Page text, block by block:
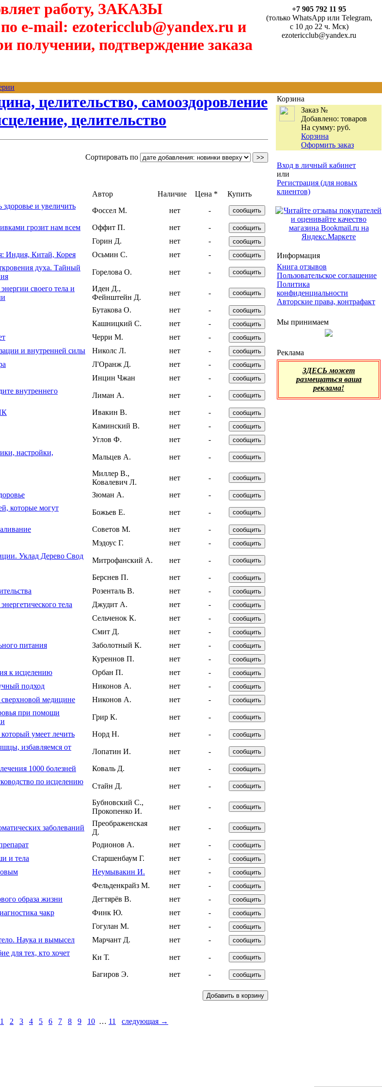
работу, ЗАКАЗЫ
mail: ezotericclub@yandex.ru и
получении, подтверждение заказа
+7 905 792 11 95
(только WhatsApp или Telegram,
с 10 до 22 ч. Мск)
ezotericclub@yandex.ru
целительство, самооздоровление
целительство
Сортировать по
Автор Наличие Цена *
Купить
здоровье и увеличить
Фоссел М. нет -
грозит нам всем Оффит П. нет
-
Горин Д. нет
-
Индия, Китай, Корея
Осьмин С. нет
-
духа. Тайный
Горелова О. нет
-
своего тела и
Иден Д.,
Фейнштейн Д.
нет -
Бутакова О. нет
-
Кашницкий С. нет
-
Черри М. нет
-
и внутренней силы
Николс Л. нет
-
Л'Оранж Д. нет
-
Инцин Чжан нет
-
внутреннего
Лиман А. нет -
Ивакин В. нет
-
Каминский В. нет
-
Углов Ф. нет
-
настройки,
Мальцев А. нет -
Миллер В.,
Ковалевич Л.
нет -
Зюман А. нет
-
которые могут
Божьев Е. нет -
Советов М. нет
-
Мэдоус Г. нет
-
Уклад Дерево Свод
Митрофанский А. нет -
Берснев П. нет
-
Розенталь В. нет
-
тела
Джудит А. нет
-
Сельченок К. нет
-
Смит Д. нет
-
питания
Заболотный К. нет
-
Куреннов П. нет
-
к исцелению
Орбан П. нет
-
подход
Никонов А. нет
-
сверхновой медицине
Никонов А. нет
-
при помощи
Грир К. нет -
умеет лечить Норд Н. нет
-
избавляемся от
Лопатин И. нет -
1000 болезней Коваль Д. нет
-
по исцелению
Стайн Д. нет -
Бубновский С.,
Прокопенко И.
нет -
заболеваний
Преображенская
Д.
нет -
Родионов А. нет
-
и тела
Старшенбаум Г. нет
-
Неумывакин И. нет
-
Фельденкрайз М. нет
-
образа жизни
Дегтярёв В. нет
-
чакр
Финк Ю. нет
-
Гогулан М. нет
-
Наука и вымысел
Марчант Д. нет
-
для тех, кто хочет
Ки Т. нет -
Багиров Э. нет -
1 2 3 4 5 6 7 8 9 10 … 11 следующая →
Корзина
Заказ №
Добавлено: товаров
На сумму: руб.
Корзина
Оформить заказ
Вход в личный кабинет
или
Регистрация (для новых
клиентов)
Информация
Книга отзывов
Пользовательское соглашение
Политика
конфиденциальности
Авторские права, контрафакт
Мы принимаем
Реклама
ЗДЕСЬ может
размещаться ваша
реклама!